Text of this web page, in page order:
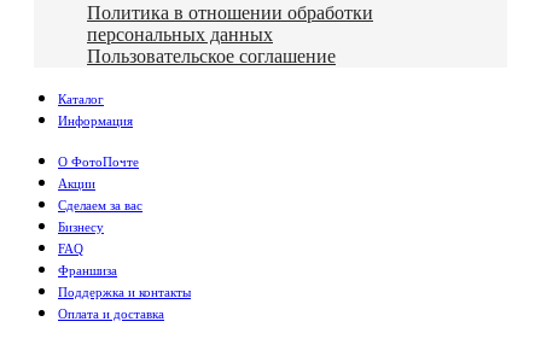
Политика в отношении обработки
персональных данных
Пользовательское соглашение
Каталог
Информация
О ФотоПочте
Акции
Сделаем за вас
Бизнесу
FAQ
Франшиза
Поддержка и контакты
Оплата и доставка